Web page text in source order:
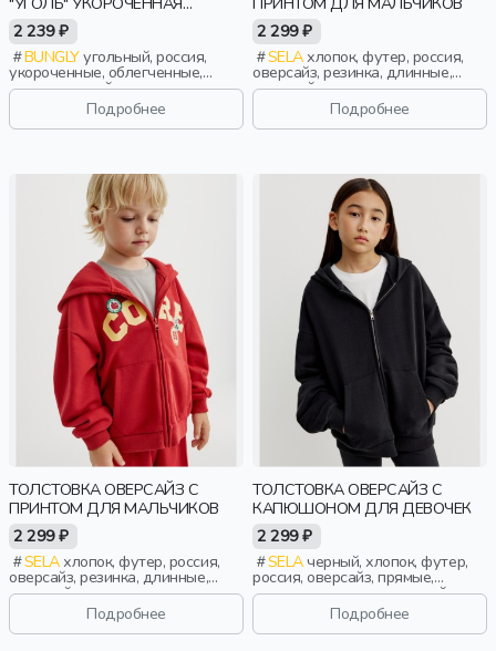
ПОДРОСТКОВАЯ
2 239 ₽
BUNGLYугольный, россия,
укороченные, облегченные,
повседневный, девочки,
школьники, подростки, дети
Подробнее
2 299 ₽
SELAхлопок, футер, россия,
оверсайз, резинка, длинные,
длинный рукав, капюшон,
застежка, манжета, свободные,
принт, мальчики, дети
Подробнее
ТОЛСТОВКА ОВЕРСАЙЗ С
ПРИНТОМ ДЛЯ МАЛЬЧИКОВ
2 299 ₽
SELAхлопок, футер, россия,
оверсайз, резинка, длинные,
длинный рукав, капюшон,
застежка, манжета, свободные,
принт, мальчики, дети
Подробнее
ТОЛСТОВКА ОВЕРСАЙЗ С
КАПЮШОНОМ ДЛЯ ДЕВОЧЕК
2 299 ₽
SELAчерный, хлопок, футер,
россия, оверсайз, прямые,
резинка, длинные, длинный
рукав, капюшон, молния, школа,
манжета, свободные, девочки,
дети
Подробнее